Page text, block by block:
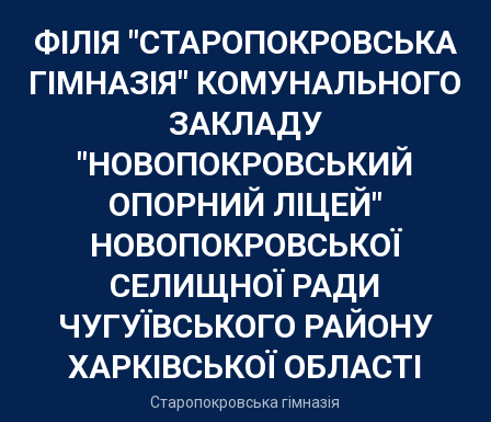
content
ФІЛІЯ "СТАРОПОКРОВСЬКА
ГІМНАЗІЯ" КОМУНАЛЬНОГО
ЗАКЛАДУ
"НОВОПОКРОВСЬКИЙ
ОПОРНИЙ ЛІЦЕЙ"
НОВОПОКРОВСЬКОЇ
СЕЛИЩНОЇ РАДИ
ЧУГУЇВСЬКОГО РАЙОНУ
ХАРКІВСЬКОЇ ОБЛАСТІ
Старопокровська гімназія